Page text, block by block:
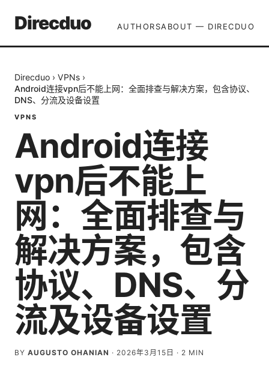
Direcduo AUTHORSABOUT — DIRECDUO
Direcduo › VPNs ›
Android连接vpn后不能上网：全面排查与解决方案，包含协议、
DNS、分流及设备设置
VPNS
Android连接
vpn后不能上
网：全面排查与
解决方案，包含
协议、DNS、分
流及设备设置
BY AUGUSTO OHANIAN · 2026年3月15日 · 2 MIN